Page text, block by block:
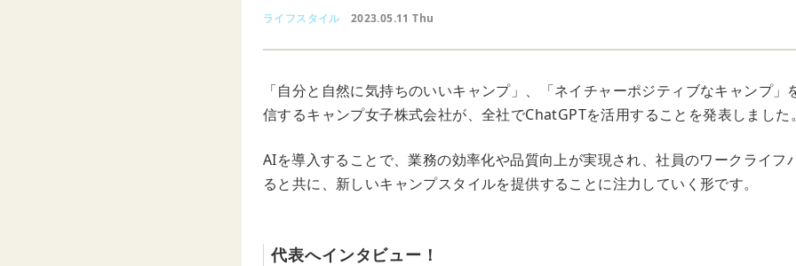
ライフスタイル 2023.05.11 Thu
「自分と自然に気持ちのいいキャンプ」、「ネイチャーポジティブなキャンプ」
信するキャンプ女子株式会社が、全社でChatGPTを活用することを発表しました
AIを導入することで、業務の効率化や品質向上が実現され、社員のワークライフ
ると共に、新しいキャンプスタイルを提供することに注力していく形です。
代表へインタビュー！